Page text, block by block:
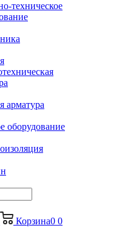
техническое
арматура
оборудование
Корзина0 0